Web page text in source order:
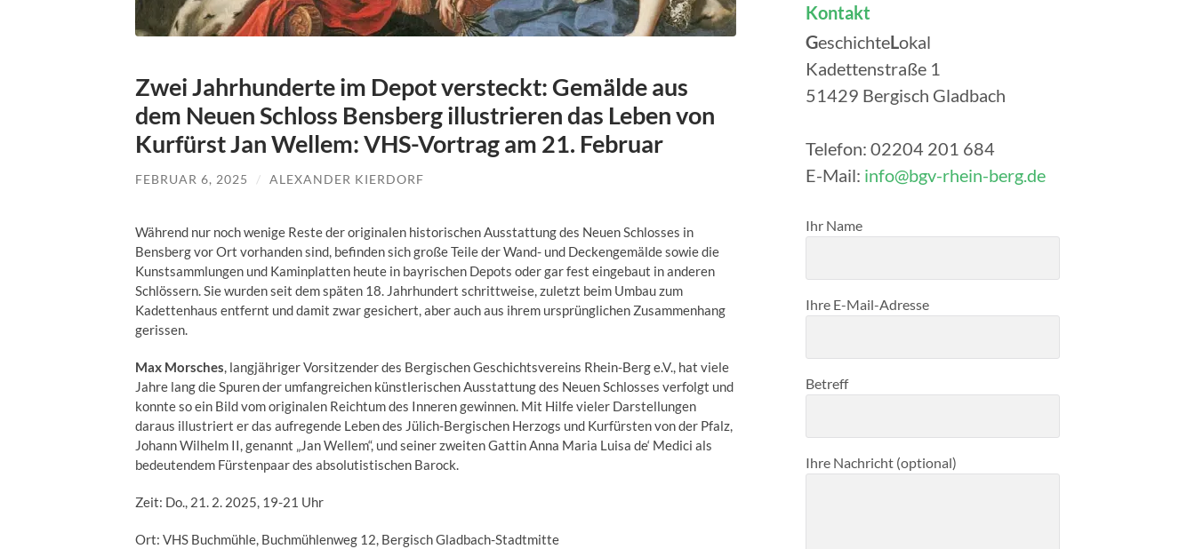
Zwei Jahrhunderte im Depot versteckt: Gemälde aus
dem Neuen Schloss Bensberg illustrieren das Leben von
Kurfürst Jan Wellem: VHS-Vortrag am 21. Februar
FEBRUAR 6, 2025 / ALEXANDER KIERDORF
Während nur noch wenige Reste der originalen historischen Ausstattung des Neuen Schlosses in
Bensberg vor Ort vorhanden sind, befinden sich große Teile der Wand- und Deckengemälde sowie die
Kunstsammlungen und Kaminplatten heute in bayrischen Depots oder gar fest eingebaut in anderen
Schlössern. Sie wurden seit dem späten 18. Jahrhundert schrittweise, zuletzt beim Umbau zum
Kadettenhaus entfernt und damit zwar gesichert, aber auch aus ihrem ursprünglichen Zusammenhang
gerissen.
Max Morsches, langjähriger Vorsitzender des Bergischen Geschichtsvereins Rhein-Berg e.V., hat viele
Jahre lang die Spuren der umfangreichen künstlerischen Ausstattung des Neuen Schlosses verfolgt und
konnte so ein Bild vom originalen Reichtum des Inneren gewinnen. Mit Hilfe vieler Darstellungen
daraus illustriert er das aufregende Leben des Jülich-Bergischen Herzogs und Kurfürsten von der Pfalz,
Johann Wilhelm II, genannt „Jan Wellem“, und seiner zweiten Gattin Anna Maria Luisa de‘ Medici als
bedeutendem Fürstenpaar des absolutistischen Barock.
Zeit: Do., 21. 2. 2025, 19-21 Uhr
Ort: VHS Buchmühle, Buchmühlenweg 12, Bergisch Gladbach-Stadtmitte
Kontakt
GeschichteLokal
Kadettenstraße 1
51429 Bergisch Gladbach
Telefon: 02204 201 684
E-Mail: info@bgv-rhein-berg.de
Bitte lasse dieses Feld leer.
Ihr Name
Ihre E-Mail-Adresse
Betreff
Ihre Nachricht (optional)